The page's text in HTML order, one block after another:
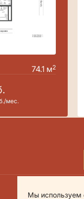
74.1 м2
мес.
Мы используем